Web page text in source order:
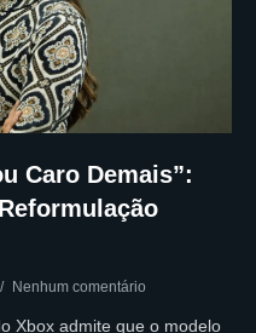
Caro Demais”:
Nenhum comentário
Xbox admite que o modelo